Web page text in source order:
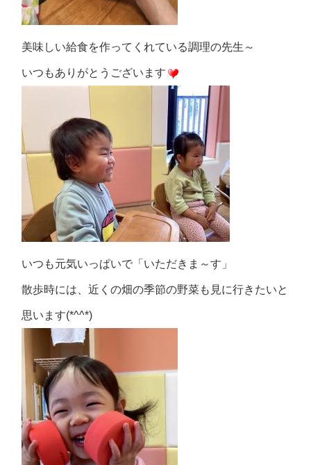
美味しい給食を作ってくれている調理の先生～
いつもありがとうございます
いつも元気いっぱいで「いただきま～す」
散歩時には、近くの畑の季節の野菜も見に行きたいと
思います(*^^*)